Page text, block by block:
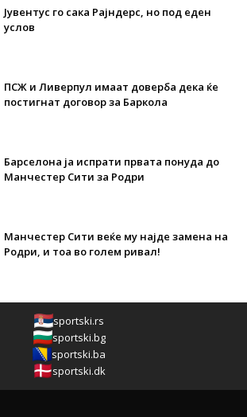
Јувентус го сака Рајндерс, но под еден
услов
ПСЖ и Ливерпул имаат доверба дека ќе
постигнат договор за Баркола
Барселона ја испрати првата понуда до
Манчестер Сити за Родри
Манчестер Сити веќе му најде замена на
Родри, и тоа во голем ривал!
sportski.rs
sportski.bg
sportski.ba
sportski.dk